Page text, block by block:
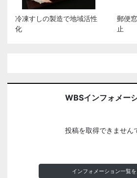
冷凍すしの製造で地域活性
化
郵便
止
WBSインフォメー
投稿を取得できません
インフォメーション一覧